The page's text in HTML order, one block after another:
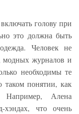
голову при
это должна быть
Человек не
модных журналов и
необходимы те
понятии, как
Например, Алена
хэндах, что очень